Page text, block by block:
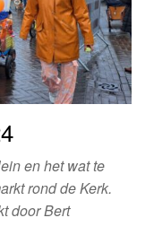
en het wat te
rond de Kerk.
door Bert